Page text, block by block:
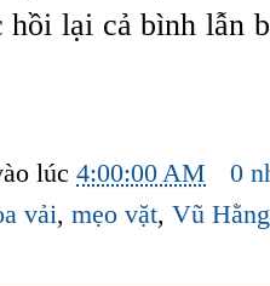
hồi lại cả bình lẫn
lúc4:00:00 AM
0
vải,mẹo vặt,Vũ Hằng